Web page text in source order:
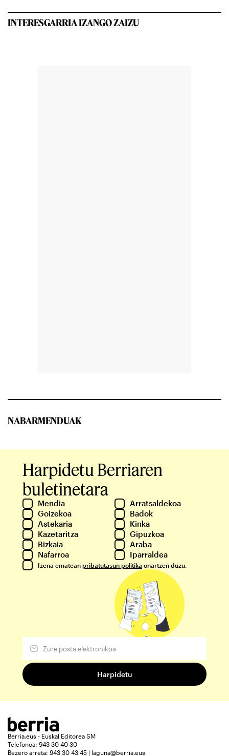
INTERESGARRIA IZANGO ZAIZU
NABARMENDUAK
Harpidetu Berriaren
buletinetara
Mendia
Arratsaldekoa
Goizekoa
Badok
Astekaria
Kinka
Kazetaritza
Gipuzkoa
Bizkaia
Araba
Nafarroa
Iparraldea
Izena ematean pribatutasun politika onartzen duzu.
Berria.eus - Euskal Editorea SM
Telefonoa: 943 30 40 30
Bezero arreta: 943 30 43 45 | laguna@berria.eus